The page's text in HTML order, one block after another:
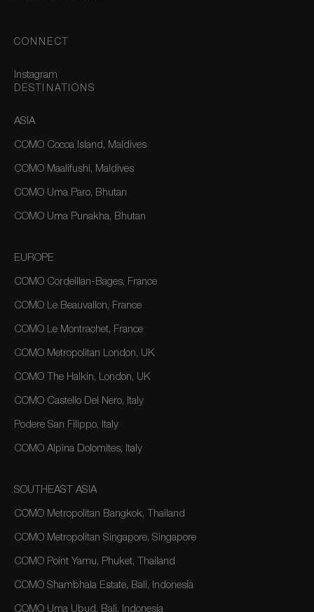
CONNECT
Instagram
DESTINATIONS
ASIA
COMO Cocoa Island, Maldives
COMO Maalifushi, Maldives
COMO Uma Paro, Bhutan
COMO Uma Punakha, Bhutan
EUROPE
COMO Cordeillan-Bages, France
COMO Le Beauvallon, France
COMO Le Montrachet, France
COMO Metropolitan London, UK
COMO The Halkin, London, UK
COMO Castello Del Nero, Italy
Podere San Filippo, Italy
COMO Alpina Dolomites, Italy
SOUTHEAST ASIA
COMO Metropolitan Bangkok, Thailand
COMO Metropolitan Singapore, Singapore
COMO Point Yamu, Phuket, Thailand
COMO Shambhala Estate, Bali, Indonesia
COMO Uma Ubud, Bali, Indonesia